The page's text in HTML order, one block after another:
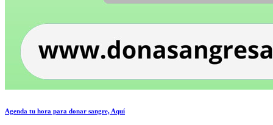
Agenda tu hora para donar sangre, Aquí